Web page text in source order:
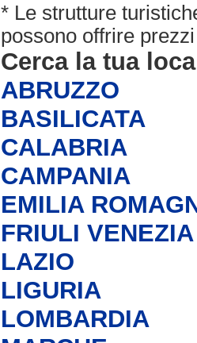
* Le strutture
possono offrire
Cerca la tua
ABRUZZO
BASILICATA
CALABRIA
CAMPANIA
EMILIA
FRIULI
LAZIO
LIGURIA
LOMBARDIA